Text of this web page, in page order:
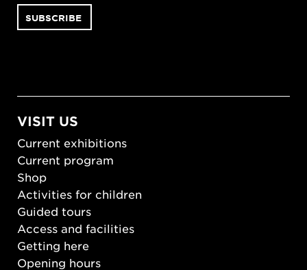
VISIT US
Current exhibitions
Current program
Shop
Activities for children
Guided tours
Access and facilities
Getting here
Opening hours